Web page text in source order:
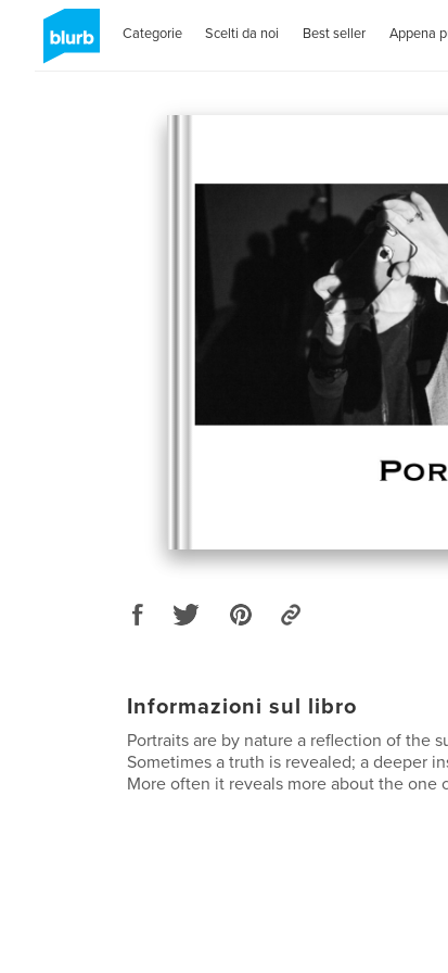
Categorie Scelti da noi Best seller Appena
Informazioni sul libro
Portraits are by nature a reflection of the
Sometimes a truth is revealed; a deeper
More often it reveals more about the one